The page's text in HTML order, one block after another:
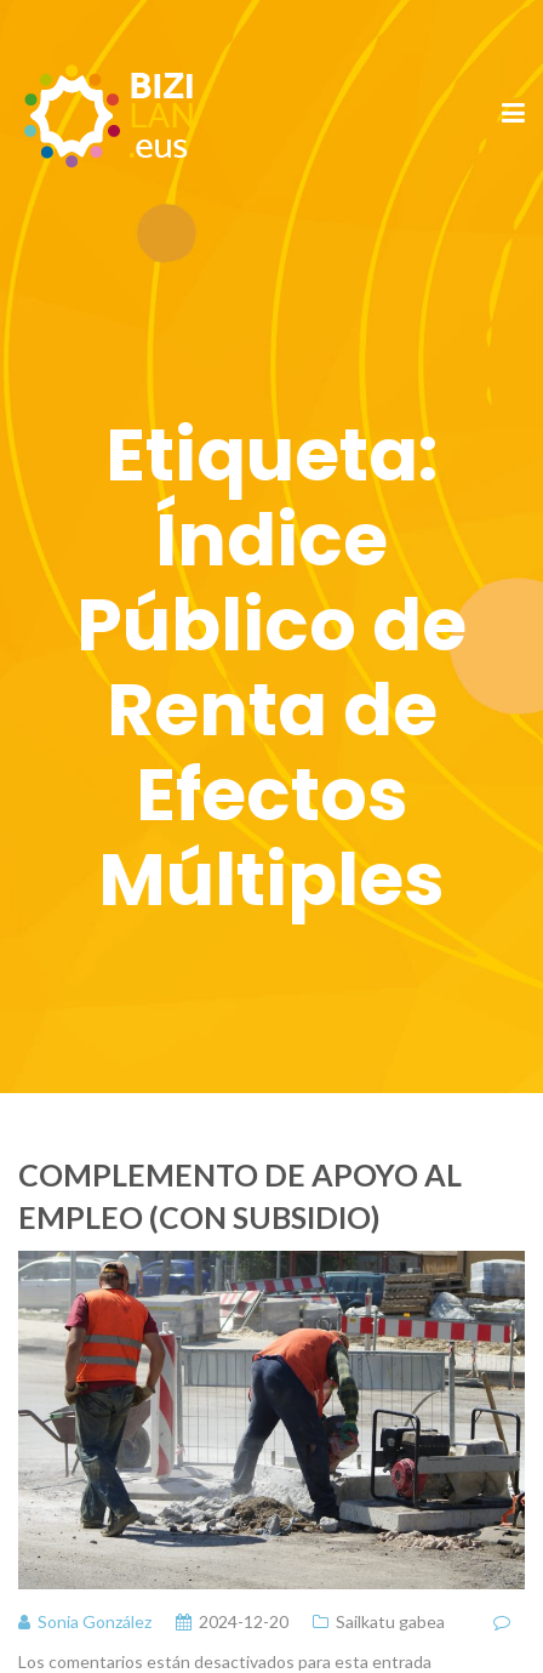
Etiqueta:
Índice
Público de
Renta de
Efectos
Múltiples
COMPLEMENTO DE APOYO AL
EMPLEO (CON SUBSIDIO)
Sonia González 2024-12-20
Sailkatu gabea
Los comentarios están desactivados para esta entrada